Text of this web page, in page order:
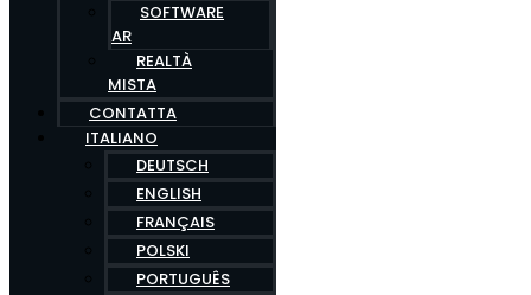
SOFTWARE
AR
REALTÀ
MISTA
CONTATTA
ITALIANO
DEUTSCH
ENGLISH
FRANÇAIS
POLSKI
PORTUGUÊS